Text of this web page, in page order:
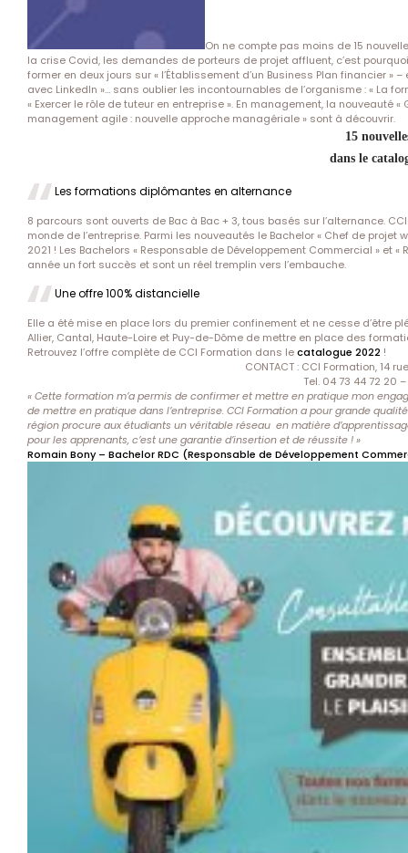
On ne compte pas moins de 15
la crise Covid, les demandes de porteurs de projet affluent, c’est
former en deux jours sur « l’Établissement d’un Business Plan financier
avec LinkedIn »… sans oublier les incontournables de l’organisme : « La
« Exercer le rôle de tuteur en entreprise ». En management, la nouveauté
management agile : nouvelle approche managériale » sont à découvrir.
15
dans le
Les formations diplômantes en alternance
8 parcours sont ouverts de Bac à Bac + 3, tous basés sur l’alternance.
monde de l’entreprise. Parmi les nouveautés le Bachelor « Chef de
2021 ! Les Bachelors « Responsable de Développement Commercial » et
année un fort succès et sont un réel tremplin vers l’embauche.
Une offre 100% distancielle
Elle a été mise en place lors du premier confinement et ne cesse d’être
Allier, Cantal, Haute-Loire et Puy-de-Dôme de mettre en place des
Retrouvez l’offre complète de CCI Formation dans lecatalogue 2022 !
CONTACT : CCI Formation, 14
Tel. 04 73 44 72 20 –
« Cette formation m’a permis de confirmer et mettre en pratique mon
de mettre en pratique dans l’entreprise. CCI Formation a pour grande
région procure aux étudiants un véritable réseau en matière
pour les apprenants, c’est une garantie d’insertion et de réussite ! »
Romain Bony – Bachelor RDC (Responsable de Développement